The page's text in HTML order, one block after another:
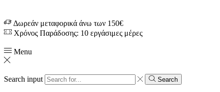
Δωρεάν μεταφορικά άνω των 150€
Χρόνος Παράδοσης: 10 εργάσιμες μέρες
Menu
Search input Search